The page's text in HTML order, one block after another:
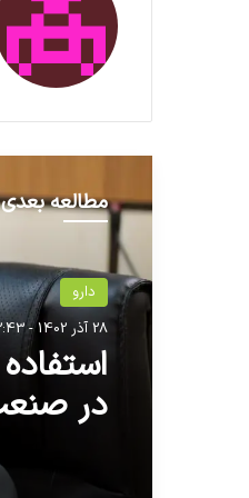
مطالعه بعدی
دارو
28 آذر 1402 - 12:43 ب.ظ
در